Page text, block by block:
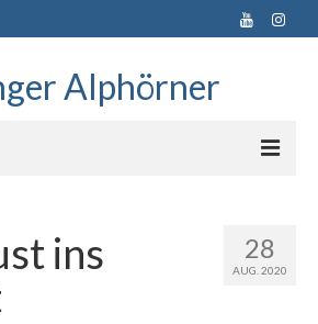
Alphörner
28
AUG. 2020
ins